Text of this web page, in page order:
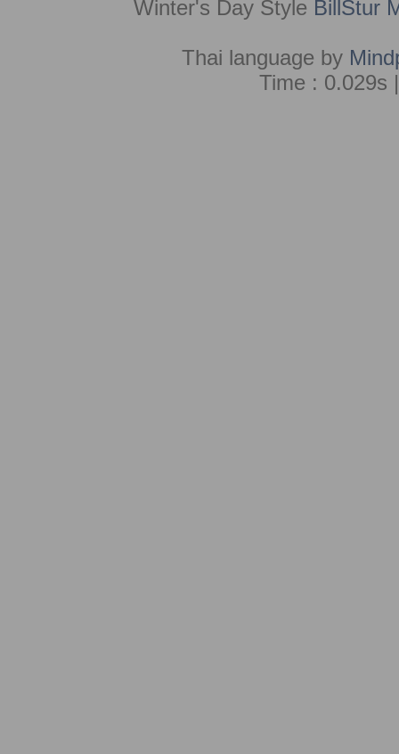
Winter's Day Style BillStur
Thai language by
Time : 0.029s